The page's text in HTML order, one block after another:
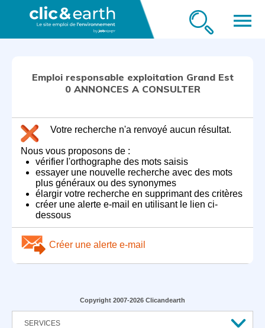
menu
Emploi responsable exploitation Grand Est
0 ANNONCES A CONSULTER
Votre recherche n'a renvoyé aucun résultat.
Nous vous proposons de :
vérifier l'orthographe des mots saisis
essayer une nouvelle recherche avec des mots
plus généraux ou des synonymes
élargir votre recherche en supprimant des critères
créer une alerte e-mail en utilisant le lien ci-
dessous
Créer une alerte e-mail
Copyright 2007-2026 Clicandearth
SERVICES